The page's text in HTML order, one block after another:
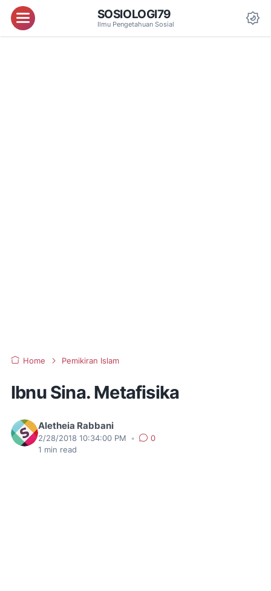
Menu SOSIOLOGI79
Ilmu Pengetahuan Sosial
Home Pemikiran Islam
Ibnu Sina. Metafisika
Aletheia Rabbani
2/28/2018 10:34:00 PM •
0
1 min read